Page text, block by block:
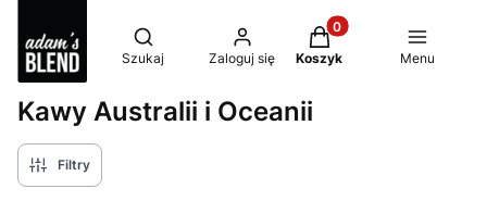
Otwórz wyszukiwarkę
Szukaj Zaloguj się
Produkty w koszyku:
Koszyk Menu
Kawy Australii i Oceanii
Filtry